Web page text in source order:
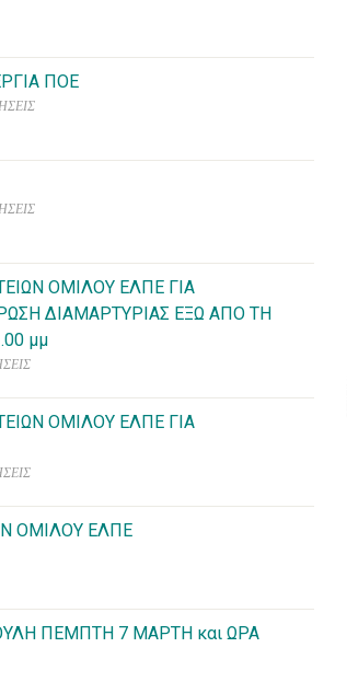
ΠΟΕ
ΟΜΙΛΟΥ ΕΛΠΕ ΓΙΑ
ΔΙΑΜΑΡΤΥΡΙΑΣ ΕΞΩ ΑΠΟ ΤΗ
μμ
ΟΜΙΛΟΥ ΕΛΠΕ ΓΙΑ
ΟΜΙΛΟΥ ΕΛΠΕ
ΠΕΜΠΤΗ 7 ΜΑΡΤΗ και ΩΡΑ